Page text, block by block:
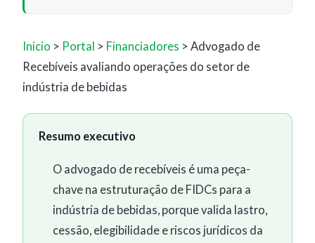
Inicio > Portal > Financiadores > Advogado de
Recebíveis avaliando operações do setor de
indústria de bebidas
Resumo executivo
O advogado de recebíveis é uma peça-
chave na estruturação de FIDCs para a
indústria de bebidas, porque valida lastro,
cessão, elegibilidade e riscos jurídicos da